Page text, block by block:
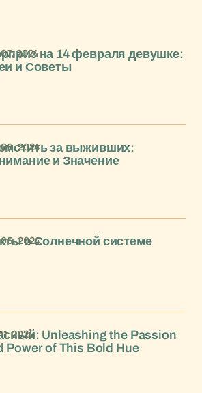
на 14 февраля девушке:
и Советы
2024
за выживших:
и Значение
2024
о Солнечной системе
2024
Unleashing the Passion
Power of This Bold Hue
2024